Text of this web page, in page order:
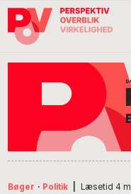
Gå
direkte
Skip
indhold
Gå
direkte
Bøger · Politik Læsetid 4